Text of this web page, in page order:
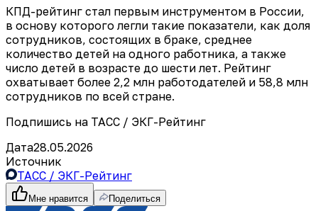
КПД-рейтинг стал первым инструментом в России,
в основу которого легли такие показатели, как доля
сотрудников, состоящих в браке, среднее
количество детей на одного работника, а также
число детей в возрасте до шести лет. Рейтинг
охватывает более 2,2 млн работодателей и 58,8 млн
сотрудников по всей стране.
Подпишись на ТАСС / ЭКГ-Рейтинг
Дата28.05.2026
Источник
ТАСС / ЭКГ-Рейтинг
Мне нравится Поделиться